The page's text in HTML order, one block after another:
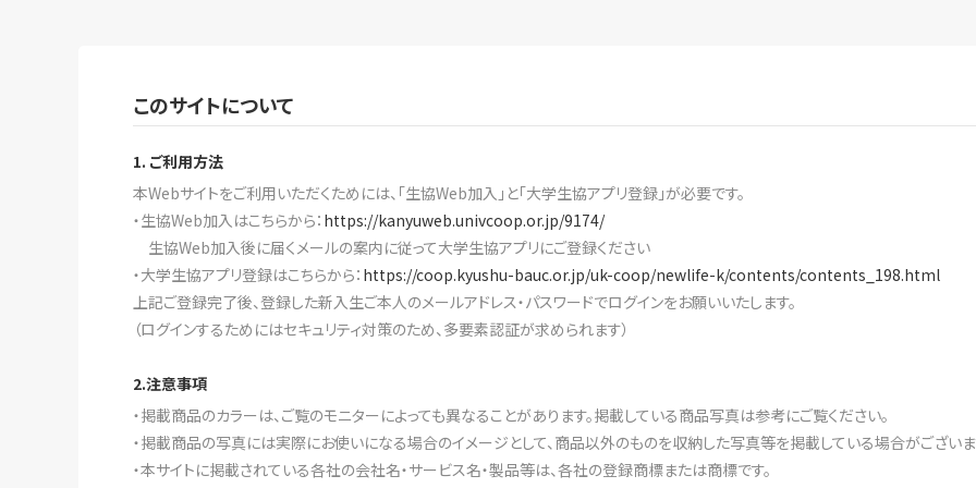
このサイトについて
1. ご利用方法
本Webサイトをご利用いただくためには、「生協Web加入」と「大学生協アプリ登録」が必要です。
・生協Web加入はこちらから： https://kanyuweb.univcoop.or.jp/9174/
生協Web加入後に届くメールの案内に従って大学生協アプリにご登録ください
・大学生協アプリ登録はこちらから： https://coop.kyushu-bauc.or.jp/uk-coop/newlife-k/contents/contents_198.html
上記ご登録完了後、登録した新入生ご本人のメールアドレス・パスワードでログインをお願いいたします。
（ログインするためにはセキュリティ対策のため、多要素認証が求められます）
2.注意事項
・掲載商品のカラーは、ご覧のモニターによっても異なることがあります。掲載している商品写真は参考にご覧ください。
・掲載商品の写真には実際にお使いになる場合のイメージとして、商品以外のものを収納した写真等を掲載している場合がございま
・本サイトに掲載されている各社の会社名・サービス名・製品等は、各社の登録商標または商標です。